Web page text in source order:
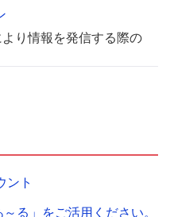
り情報を発信する際の
ント
る」をご活用ください。